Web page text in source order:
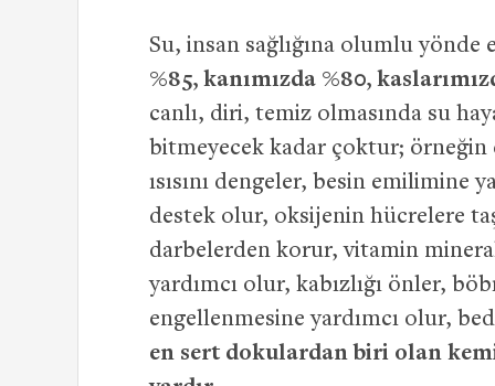
Su, insan sağlığına olumlu
%85, kanımızda %80,
canlı, diri, temiz olmasında su
bitmeyecek kadar çoktur;
ısısını dengeler, besin emilimine
destek olur, oksijenin hücrelere
darbelerden korur, vitamin
yardımcı olur, kabızlığı önler,
engellenmesine yardımcı olur,
en sert dokulardan biri olan